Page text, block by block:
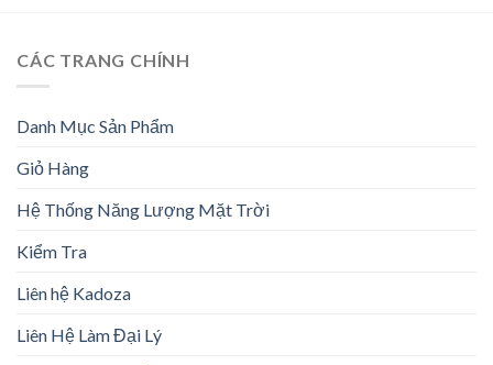
CÁC TRANG CHÍNH
Danh Mục Sản Phẩm
Giỏ Hàng
Hệ Thống Năng Lượng Mặt Trời
Kiểm Tra
Liên hệ Kadoza
Liên Hệ Làm Đại Lý